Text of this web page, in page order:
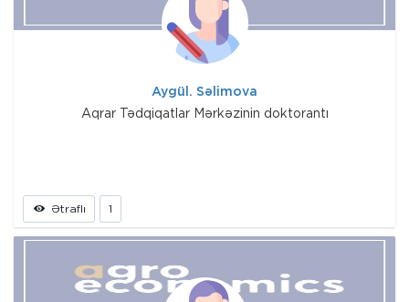
Aygül. Səlimova
Aqrar Tədqiqatlar Mərkəzinin doktorantı
Ətraflı 1